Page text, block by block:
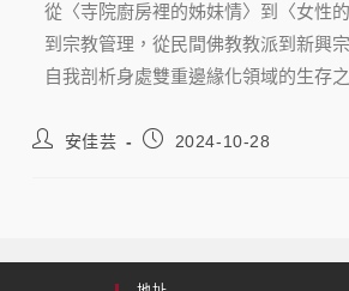
從〈寺院廚房裡的姊妹情〉到〈女性
到宗教管理，從民間佛教教派到新興
自我剖析身處雙重邊緣化領域的生存
安佳芸 2024-10-28